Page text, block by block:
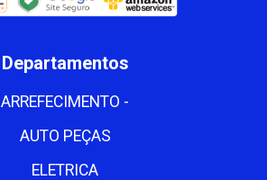
Departamentos
ARREFECIMENTO -
AUTO PEÇAS
ELETRICA